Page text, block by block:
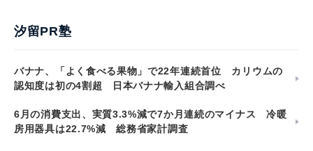
汐留PR塾
バナナ、「よく食べる果物」で22年連続首位 カリウムの
認知度は初の4割超 日本バナナ輸入組合調べ
6月の消費支出、実質3.3%減で7か月連続のマイナス 冷暖
房用器具は22.7%減 総務省家計調査